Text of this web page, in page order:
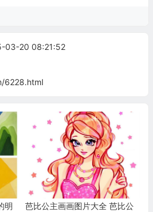
03-20 08:21:52
6228.html
明
芭比公主画画图片大全 芭比公